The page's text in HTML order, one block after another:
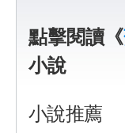
點擊閱讀《
小說
小說推薦